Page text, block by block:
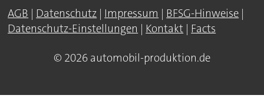
AGB | Datenschutz | Impressum | BFSG-Hinweise |
Datenschutz-Einstellungen | Kontakt | Facts
© 2026 automobil-produktion.de